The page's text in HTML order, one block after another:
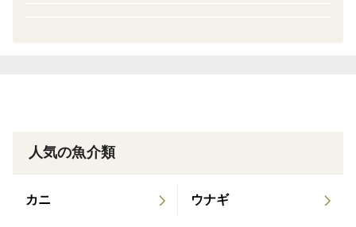
人気の魚介類
カニ ウナギ